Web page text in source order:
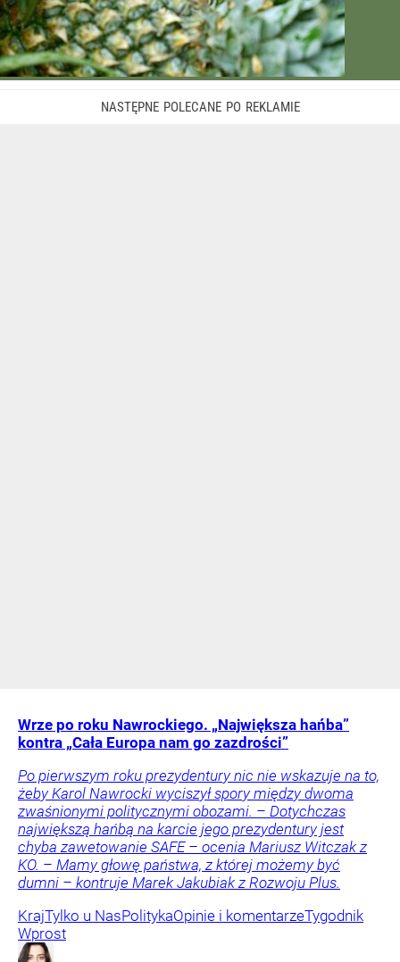
Wrze po roku Nawrockiego. „Największa hańba”
kontra „Cała Europa nam go zazdrości”
Po pierwszym roku prezydentury nic nie wskazuje na to,
żeby Karol Nawrocki wyciszył spory między dwoma
zwaśnionymi politycznymi obozami. – Dotychczas
największą hańbą na karcie jego prezydentury jest
chyba zawetowanie SAFE – ocenia Mariusz Witczak z
KO. – Mamy głowę państwa, z której możemy być
dumni – kontruje Marek Jakubiak z Rozwoju Plus.
KrajTylko u NasPolitykaOpinie i komentarzeTygodnik
Wprost